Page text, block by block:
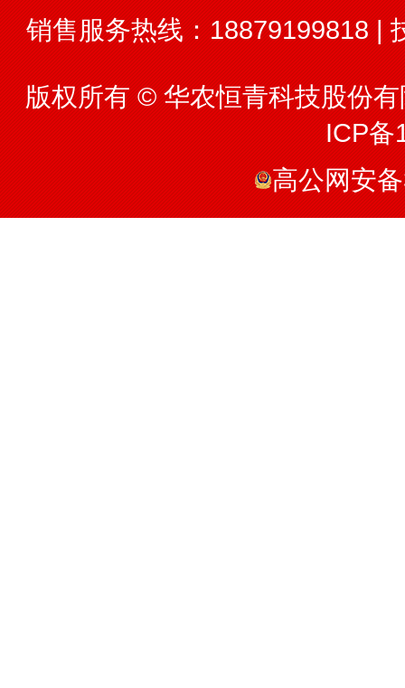
销售服务热线：18879199818 |
版权所有 © 华农恒青科技股份
ICP备
高公网安